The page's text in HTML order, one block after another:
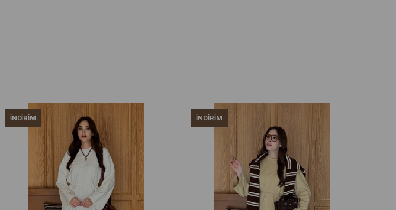
İNDIRIM İNDIRIM